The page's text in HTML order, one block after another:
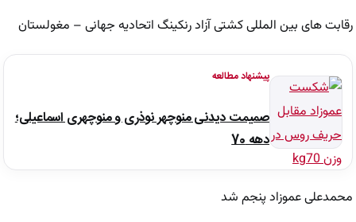
16
رقابت های بین المللی کشتی آزاد رنکینگ اتحادیه جهانی – مغولستان
پیشنهاد مطالعه
صمیمت دیدنی منوچهر نوذری و منوچهری اسماعیلی؛
دهه 70
محمدعلی عموزاد پنجم شد